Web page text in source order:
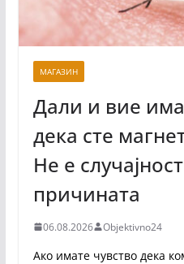
МАГАЗИН
Дали и вие
дека сте
Не е
причината
06.08.2026 Objektivno24
Ако имате чувство дека